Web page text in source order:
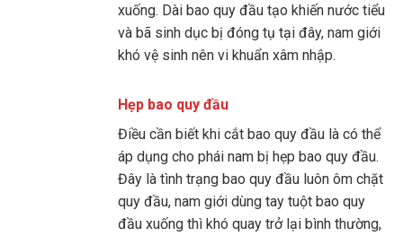
xuống. Dài bao quy đầu tạo khiến nước tiểu
và bã sinh dục bị đóng tụ tại đây, nam giới
khó vệ sinh nên vi khuẩn xâm nhập.
Hẹp bao quy đầu
Điều cần biết khi cắt bao quy đầu là có thể
áp dụng cho phái nam bị hẹp bao quy đầu.
Đây là tình trạng bao quy đầu luôn ôm chặt
quy đầu, nam giới dùng tay tuột bao quy
đầu xuống thì khó quay trở lại bình thường,